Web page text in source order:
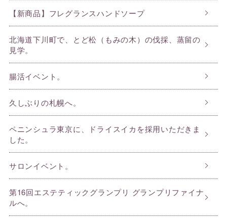
【新商品】フレグランスハンドソープ
北海道下川町で、とど松（もみの木）の伐採、蒸留の
見学。
腸活イベント。
久しぶりの札幌へ。
ペニンシュラ東京に、ドライスイカを採用いただきま
した。
サロンイベント。
第16回エステティックグランプリ グランプリファイナ
ルへ。